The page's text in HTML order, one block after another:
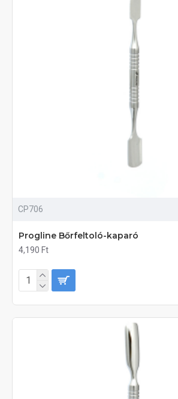
CP706
Progline Bőrfeltoló-kaparó
4,190 Ft